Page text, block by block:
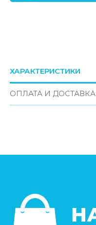
ХАРАКТЕРИСТИКИ
ОПЛАТА И ДОСТАВКА